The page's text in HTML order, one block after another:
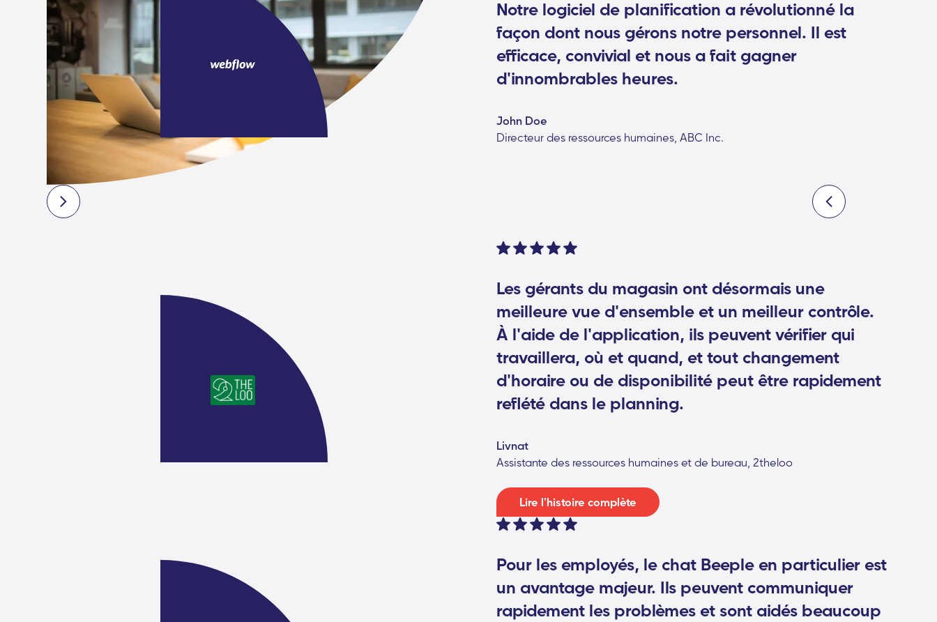
Notre logiciel de planification a révolutionné la
façon dont nous gérons notre personnel. Il est
efficace, convivial et nous a fait gagner
d'innombrables heures.
John Doe
Directeur des ressources humaines, ABC Inc.
Les gérants du magasin ont désormais une
meilleure vue d'ensemble et un meilleur contrôle.
À l'aide de l'application, ils peuvent vérifier qui
travaillera, où et quand, et tout changement
d'horaire ou de disponibilité peut être rapidement
reflété dans le planning.
Livnat
Assistante des ressources humaines et de bureau, 2theloo
Lire l'histoire complète
Pour les employés, le chat Beeple en particulier est
un avantage majeur. Ils peuvent communiquer
rapidement les problèmes et sont aidés beaucoup